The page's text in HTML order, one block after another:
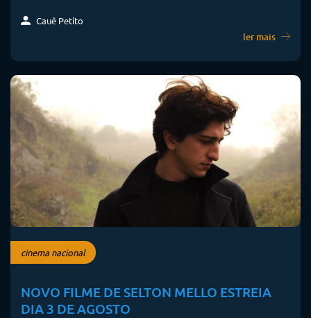
Cauê Petito
ler mais
cinema nacional
NOVO FILME DE SELTON MELLO ESTREIA
DIA 3 DE AGOSTO